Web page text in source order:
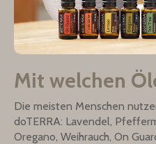
Mit welchen
Die meisten Menschen
doTERRA: Lavendel,
Oregano, Weihrauch, On